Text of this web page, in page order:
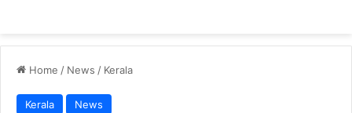
Home / News / Kerala
Kerala News